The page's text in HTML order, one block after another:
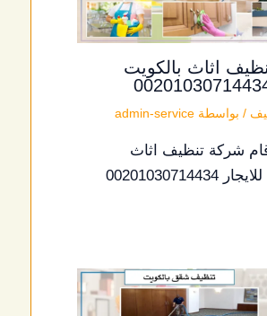
اثاث بالكويت
/ بواسطة admin-service
شركة تنظيف اثاث
بالكويت؟ للايجار 00201030714434